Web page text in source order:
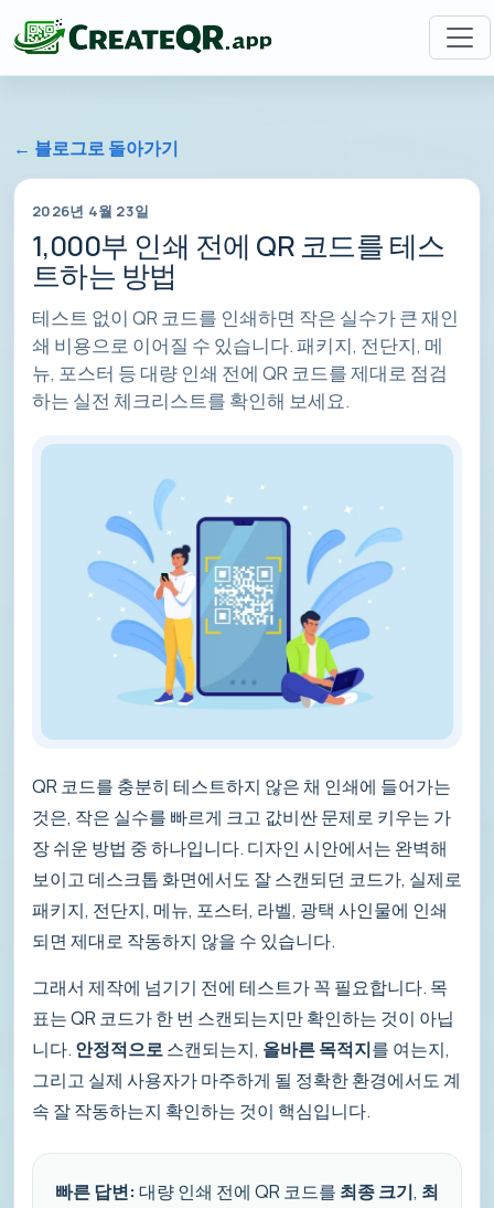
← 블로그로 돌아가기
2026년 4월 23일
1,000부 인쇄 전에 QR 코드를 테스
트하는 방법
테스트 없이 QR 코드를 인쇄하면 작은 실수가 큰 재인
쇄 비용으로 이어질 수 있습니다. 패키지, 전단지, 메
뉴, 포스터 등 대량 인쇄 전에 QR 코드를 제대로 점검
하는 실전 체크리스트를 확인해 보세요.
QR 코드를 충분히 테스트하지 않은 채 인쇄에 들어가는
것은, 작은 실수를 빠르게 크고 값비싼 문제로 키우는 가
장 쉬운 방법 중 하나입니다. 디자인 시안에서는 완벽해
보이고 데스크톱 화면에서도 잘 스캔되던 코드가, 실제로
패키지, 전단지, 메뉴, 포스터, 라벨, 광택 사인물에 인쇄
되면 제대로 작동하지 않을 수 있습니다.
그래서 제작에 넘기기 전에 테스트가 꼭 필요합니다. 목
표는 QR 코드가 한 번 스캔되는지만 확인하는 것이 아닙
니다. 안정적으로스캔되는지, 올바른 목적지를 여는지,
그리고 실제 사용자가 마주하게 될 정확한 환경에서도 계
속 잘 작동하는지 확인하는 것이 핵심입니다.
빠른 답변: 대량 인쇄 전에 QR 코드를 최종 크기, 최